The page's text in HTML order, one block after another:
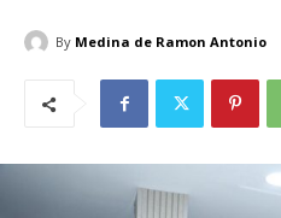
By Medina de Ramon Antonio